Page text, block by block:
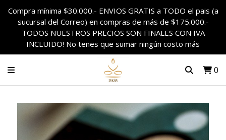
Compra mínima $30.000.- ENVIOS GRATIS a TODO el pais (a
sucursal del Correo) en compras de más de $175.000.-
TODOS NUESTROS PRECIOS SON FINALES CON IVA
INCLUIDO! No tenes que sumar ningún costo más
0